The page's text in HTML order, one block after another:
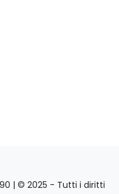
| © 2025 - Tutti i diritti